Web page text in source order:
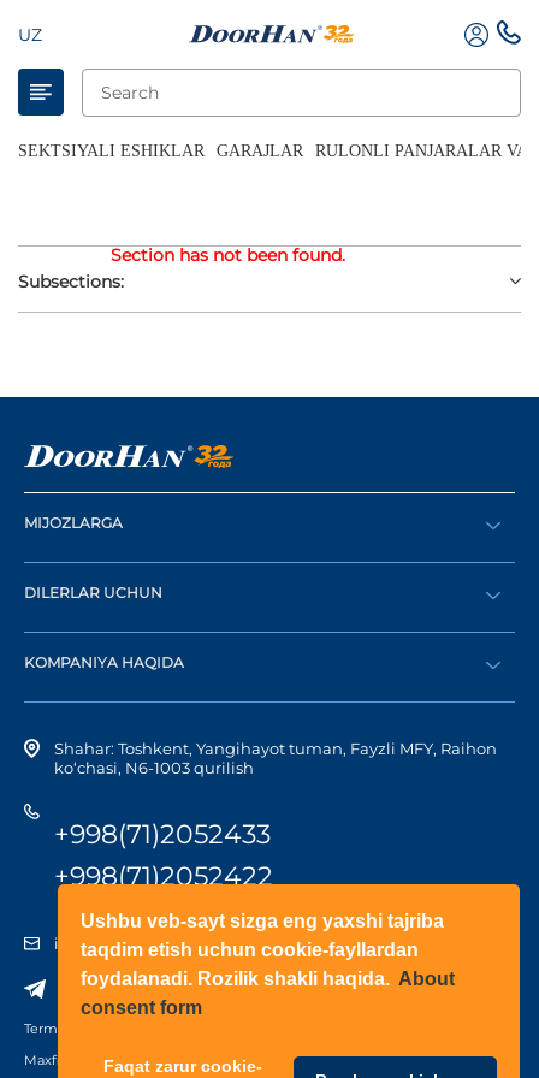
Ushbu veb-sayt sizga eng yaxshi tajriba
taqdim etish uchun cookie-fayllardan
foydalanadi. Rozilik shakli haqida. About
consent form
Faqat zarur cookie-
UZ
SEKTSIYALI ESHIKLAR GARAJLAR RULONLI PANJARALAR VA
Subsections:
Section has not been found.
MIJOZLARGA
Buyurtma berish
DILERLAR UCHUN
Diler bo‘lish
Shaxsiy kabinetga kirish
KOMPANIYA HAQIDA
Kompaniya tarixi
Shahar: Toshkent, Yangihayot tuman, Fayzli MFY, Raihon
ko‘chasi, N6-1003 qurilish
+998(71)2052433
+998(71)2052422
info@doorhan.uz
Terms of use
Maxfiylik siyosati